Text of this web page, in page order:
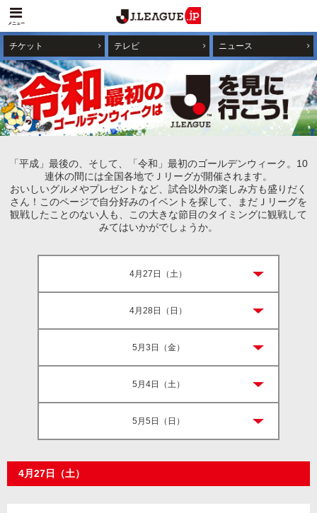
メニュー
チケット テレビ ニュース
「平成」最後の、そして、「令和」最初のゴールデンウィーク。10
連休の間には全国各地でＪリーグが開催されます。
おいしいグルメやプレゼントなど、試合以外の楽しみ方も盛りだく
さん！このページで自分好みのイベントを探して、まだＪリーグを
観戦したことのない人も、この大きな節目のタイミングに観戦して
みてはいかがでしょうか。
4月27日（土）
4月28日（日）
5月3日（金）
5月4日（土）
5月5日（日）
4月27日（土）